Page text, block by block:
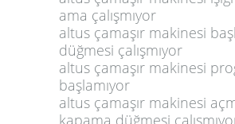
ama çalışmıyor
altus çamaşır makinesi
düğmesi çalışmıyor
altus çamaşır makinesi
başlamıyor
altus çamaşır makinesi
kapama düğmesi